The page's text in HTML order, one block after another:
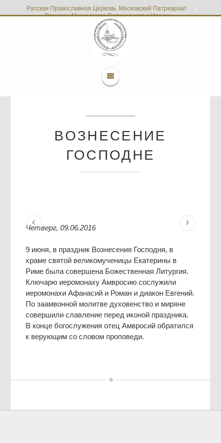
Русская Православная Церковь. Московский Патриархат
Приходы Московского Патриархата в Италии
ВОЗНЕСЕНИЕ
ГОСПОДНЕ
Четверг, 09.06.2016
9 июня, в праздник Вознесения Господня, в
храме святой великомученицы Екатерины в
Риме была совершена Божественная Литургия.
Ключарю иеромонаху Амвросию сослужили
иеромонахи Афанасий и Роман и диакон Евгений.
По заамвонной молитве духовенство и миряне
совершили славление перед иконой праздника.
В конце богослужения отец Амвросий обратился
к верующим со словом проповеди.